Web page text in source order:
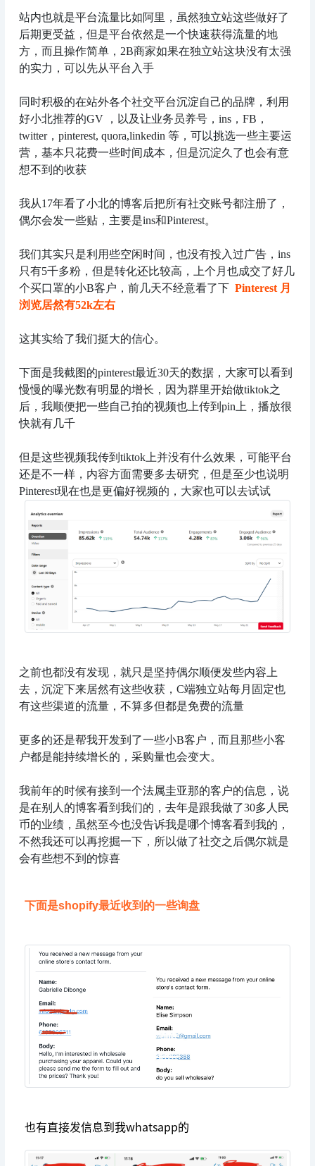
站内也就是平台流量比如阿里，虽然独立站这些做好了
后期更受益，但是平台依然是一个快速获得流量的地
方，而且操作简单，2B商家如果在独立站这块没有太强
的实力，可以先从平台入手
同时积极的在站外各个社交平台沉淀自己的品牌，利用
好小北推荐的GV ，以及让业务员养号，ins，FB，
twitter，pinterest, quora,linkedin 等，可以挑选一些主要运
营，基本只花费一些时间成本，但是沉淀久了也会有意
想不到的收获
我从17年看了小北的博客后把所有社交账号都注册了，
偶尔会发一些贴，主要是ins和Pinterest。
我们其实只是利用些空闲时间，也没有投入过广告，ins
只有5千多粉，但是转化还比较高，上个月也成交了好几
个买口罩的小B客户，前几天不经意看了下 Pinterest 月
浏览居然有52k左右
这其实给了我们挺大的信心。
下面是我截图的pinterest最近30天的数据，大家可以看到
慢慢的曝光数有明显的增长，因为群里开始做tiktok之
后，我顺便把一些自己拍的视频也上传到pin上，播放很
快就有几千
但是这些视频我传到tiktok上并没有什么效果，可能平台
还是不一样，内容方面需要多去研究，但是至少也说明
Pinterest现在也是更偏好视频的，大家也可以去试试
之前也都没有发现，就只是坚持偶尔顺便发些内容上
去，沉淀下来居然有这些收获，C端独立站每月固定也
有这些渠道的流量，不算多但都是免费的流量
更多的还是帮我开发到了一些小B客户，而且那些小客
户都是能持续增长的，采购量也会变大。
我前年的时候有接到一个法属圭亚那的客户的信息，说
是在别人的博客看到我们的，去年是跟我做了30多人民
币的业绩，虽然至今也没告诉我是哪个博客看到我的，
不然我还可以再挖掘一下，所以做了社交之后偶尔就是
会有些想不到的惊喜
下面是shopify最近收到的一些询盘
也有直接发信息到我whatsapp的